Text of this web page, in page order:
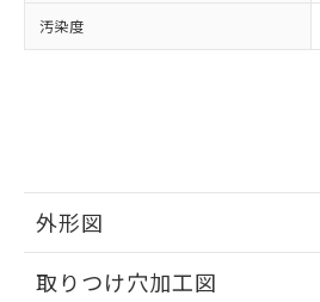
汚染度
外形図
取りつけ穴加工図
登録された部品リス
の共同利用に関して"
※3 非含有証明書ダウ
るもので、過去に遡って非含
ものではありません。
また、RoHS指令のフタル